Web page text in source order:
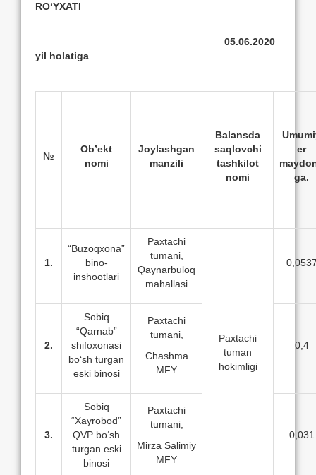
RO‘YXATI
05.06.2020
yil holatiga
№
Ob’ekt
nomi
Joylashgan
manzili
Balansda
saqlovchi
tashkilot
nomi
er
ga.
1.
“Buzoqxona”
bino-
inshootlari
Paxtachi
tumani,
Qaynarbuloq
mahallasi
Paxtachi
tuman
hokimligi
2.
Sobiq
“Qarnab”
shifoxonasi
bo‘sh turgan
eski binosi
Paxtachi
tumani,
Chashma
MFY
0,4
3.
Sobiq
“Xayrobod”
QVP bo‘sh
turgan eski
binosi
Paxtachi
tumani,
Mirza Salimiy
MFY
0,031